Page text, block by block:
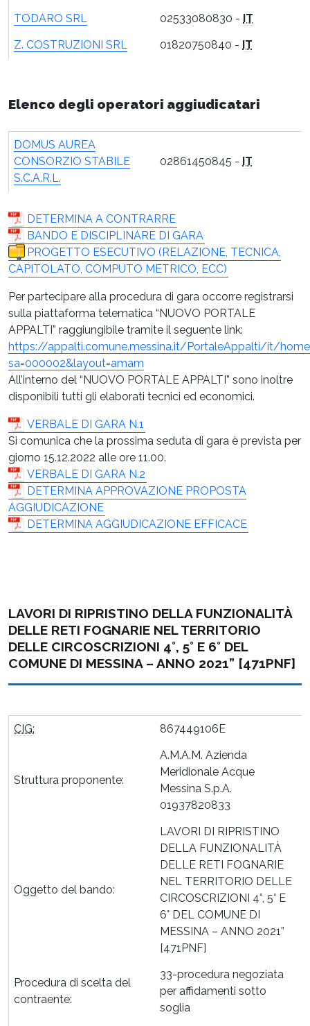
TODARO SRL 02533080830 - IT
Z. COSTRUZIONI SRL
01820750840 - IT
Elenco degli operatori aggiudicatari
DOMUS AUREA
CONSORZIO STABILE
S.C.A.R.L.
02861450845 - IT
DETERMINA A CONTRARRE
BANDO E DISCIPLINARE DI GARA
PROGETTO ESECUTIVO (RELAZIONE, TECNICA,
CAPITOLATO, COMPUTO METRICO, ECC)
Per partecipare alla procedura di gara occorre registrarsi
sulla piattaforma telematica “NUOVO PORTALE
APPALTI” raggiungibile tramite il seguente link:
https://appalti.comune.messina.it/PortaleAppalti/it/
sa=000002&layout=amam
All’interno del “NUOVO PORTALE APPALTI” sono inoltre
disponibili tutti gli elaborati tecnici ed economici.
VERBALE DI GARA N.1
Si comunica che la prossima seduta di gara è prevista per
giorno 15.12.2022 alle ore 11.00.
VERBALE DI GARA N.2
DETERMINA APPROVAZIONE PROPOSTA
AGGIUDICAZIONE
DETERMINA AGGIUDICAZIONE EFFICACE
LAVORI DI RIPRISTINO DELLA FUNZIONALITÀ
DELLE RETI FOGNARIE NEL TERRITORIO
DELLE CIRCOSCRIZIONI 4°, 5° E 6° DEL
COMUNE DI MESSINA – ANNO 2021” [471PNF]
CIG: 867449106E
Struttura proponente:
A.M.A.M. Azienda
Meridionale Acque
Messina S.p.A.
01937820833
Oggetto del bando:
LAVORI DI RIPRISTINO
DELLA FUNZIONALITÀ
DELLE RETI FOGNARIE
NEL TERRITORIO DELLE
CIRCOSCRIZIONI 4°, 5° E
6° DEL COMUNE DI
MESSINA – ANNO 2021”
[471PNF]
Procedura di scelta del
contraente:
33-procedura negoziata
per affidamenti sotto
soglia